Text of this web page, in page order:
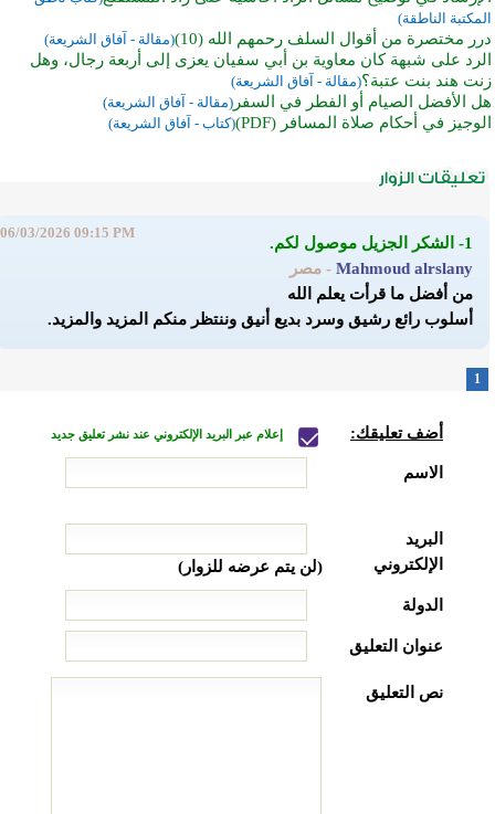
المكتبة الناطقة)
درر مختصرة من أقوال السلف رحمهم الله (10) (مقالة - آفاق الشريعة)
الرد على شبهة كان معاوية بن أبي سفيان يعزى إلى أربعة رجال، وهل
زنت هند بنت عتبة؟(مقالة - آفاق الشريعة)
هل الأفضل الصيام أو الفطر في السفر (مقالة - آفاق الشريعة)
الوجيز في أحكام صلاة المسافر (PDF) (كتاب - آفاق الشريعة)
1- الشكر الجزيل موصول لكم.
Mahmoud alrslany - مصر
06/03/2026 09:15 PM
من أفضل ما قرأت يعلم الله
أسلوب رائع رشيق وسرد بديع أنيق وننتظر منكم المزيد والمزيد.
1
أضف تعليقك: إعلام عبر البريد الإلكتروني عند نشر تعليق جديد
الاسم
البريد
الإلكتروني
(لن يتم عرضه للزوار)
الدولة
عنوان التعليق
نص التعليق